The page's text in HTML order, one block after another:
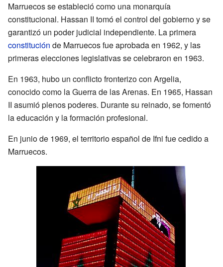
Marruecos se estableció como una monarquía
constitucional. Hassan II tomó el control del gobierno y se
garantizó un poder judicial independiente. La primera
constitución de Marruecos fue aprobada en 1962, y las
primeras elecciones legislativas se celebraron en 1963.
En 1963, hubo un conflicto fronterizo con Argelia,
conocido como la Guerra de las Arenas. En 1965, Hassan
II asumió plenos poderes. Durante su reinado, se fomentó
la educación y la formación profesional.
En junio de 1969, el territorio español de Ifni fue cedido a
Marruecos.